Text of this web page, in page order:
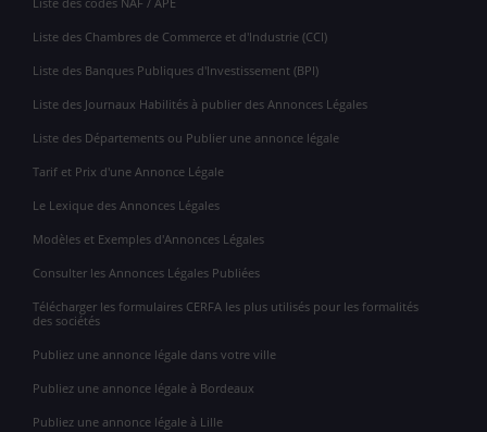
Liste des Chambres de Commerce et d'Industrie (CCI)
Liste des Banques Publiques d'Investissement (BPI)
Liste des Journaux Habilités à publier des Annonces Légales
Liste des Départements ou Publier une annonce légale
Tarif et Prix d'une Annonce Légale
Le Lexique des Annonces Légales
Modèles et Exemples d'Annonces Légales
Consulter les Annonces Légales Publiées
Télécharger les formulaires CERFA les plus utilisés pour les formalités
des sociétés
Publiez une annonce légale dans votre ville
Publiez une annonce légale à Bordeaux
Publiez une annonce légale à Lille